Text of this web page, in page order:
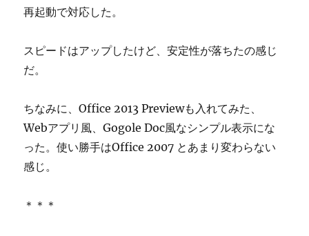
再起動で対応した。
スピードはアップしたけど、安定性が落ちたの感じ
だ。
ちなみに、Office 2013 Previewも入れてみた、
Webアプリ風、Gogole Doc風なシンプル表示にな
った。使い勝手はOffice 2007 とあまり変わらない
感じ。
＊＊＊